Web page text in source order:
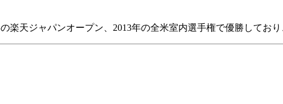
楽天ジャパンオープン、2013年の全米室内選手権で優勝してお